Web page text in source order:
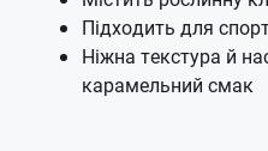
Підходить для
Ніжна текстура й
карамельний смак